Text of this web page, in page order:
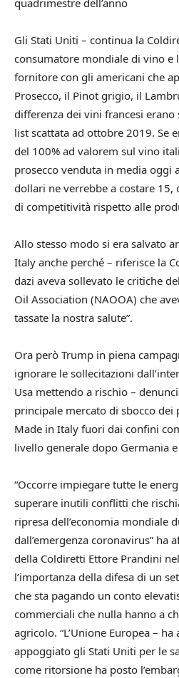
quadrimestre dell’anno
Gli Stati Uniti – continua la
consumatore mondiale di vino e
fornitore con gli americani che
Prosecco, il Pinot grigio, il
differenza dei vini francesi
list scattata ad ottobre 2019. Se
del 100% ad valorem sul vino
prosecco venduta in media oggi
dollari ne verrebbe a costare
di competitività rispetto alle
Allo stesso modo si era salvato
Italy anche perché – riferisce la
dazi aveva sollevato le critiche
Oil Association (NAOOA) che
tassate la nostra salute”.
Ora però Trump in piena
ignorare le sollecitazioni
Usa mettendo a rischio –
principale mercato di sbocco
Made in Italy fuori dai confini
livello generale dopo Germania e
“Occorre impiegare tutte le
superare inutili conflitti che
ripresa dell’economia mondiale
dall’emergenza coronavirus” ha
della Coldiretti Ettore Prandini
l’importanza della difesa di un
che sta pagando un conto
commerciali che nulla hanno a
agricolo. “L’Unione Europea –
appoggiato gli Stati Uniti per le
come ritorsione ha posto